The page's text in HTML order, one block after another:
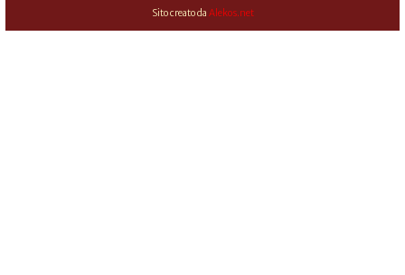
Sito creato da Alekos.net